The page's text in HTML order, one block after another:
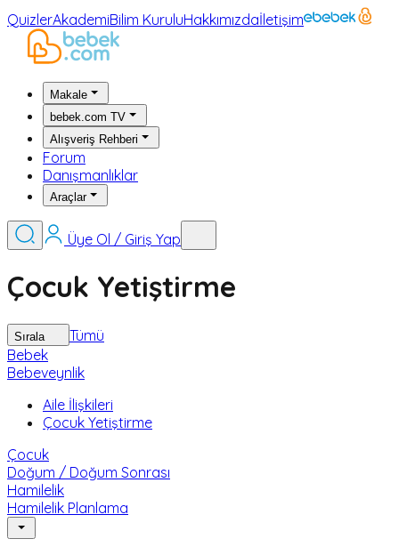
QuizlerAkademiBilim KuruluHakkımızdaİletişim
Makale
bebek.com TV
Alışveriş Rehberi
Forum
Danışmanlıklar
Araçlar
Üye Ol / Giriş Yap
Çocuk Yetiştirme
Sırala
Tümü
Bebek
Bebeveynlik
Aile İlişkileri
Çocuk Yetiştirme
Çocuk
Doğum / Doğum Sonrası
Hamilelik
Hamilelik Planlama